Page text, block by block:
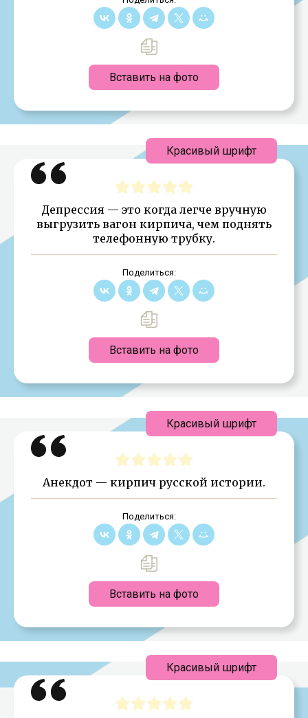
Вставить на фото
Депрессия — это когда легче вручную
выгрузить вагон кирпича, чем поднять
телефонную трубку.
Поделиться:
Вставить на фото
Красивый шрифт
Анекдот — кирпич русской истории.
Поделиться:
Вставить на фото
Красивый шрифт
Красивый шрифт